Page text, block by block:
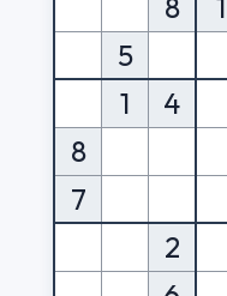
8
1
5
1
4
8
7
2